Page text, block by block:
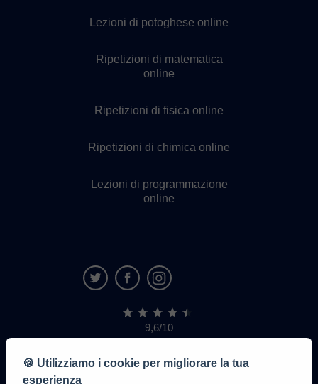
Lezioni di potoghese online
Ripetizioni di matematica
online
Ripetizioni di fisica online
Ripetizioni di chimica online
Lezioni di programmazione
online
9,6/10
1.339.284
recensioni
di
alunni
🍪 Utilizziamo i cookie per migliorare la tua
esperienza